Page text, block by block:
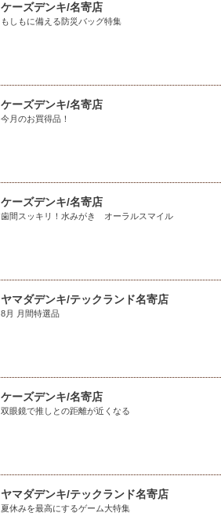
ケーズデンキ/名寄店
もしもに備える防災バッグ特集
ケーズデンキ/名寄店
今月のお買得品！
ケーズデンキ/名寄店
歯間スッキリ！水みがき オーラルスマイル
ヤマダデンキ/テックランド名寄店
8月 月間特選品
ケーズデンキ/名寄店
双眼鏡で推しとの距離が近くなる
ヤマダデンキ/テックランド名寄店
夏休みを最高にするゲーム大特集